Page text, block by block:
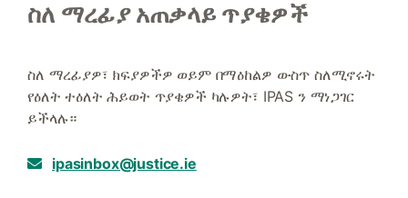
ስለ ማረፊያ አጠቃላይ ጥያቄዎች
ስለ ማረፊያዎ፣ ክፍያዎችዎ ወይም በማዕከልዎ ውስጥ ስለሚኖሩት
የዕለት ተዕለት ሕይወት ጥያቄዎች ካሉዎት፣ IPAS ን ማነጋገር
ይችላሉ።
ipasinbox@justice.ie